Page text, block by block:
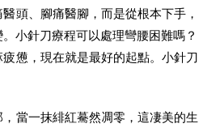
頭、腳痛醫腳，而是從根本下手，
小針刀療程可以處理彎腰困難嗎？
憊，現在就是最好的起點。小針刀
當一抹緋紅驀然凋零，這凄美的生